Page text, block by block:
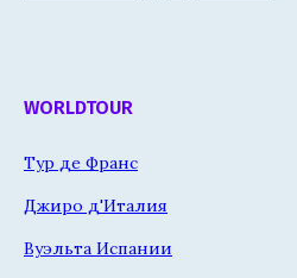
WORLDTOUR
Тур де Франс
Джиро д'Италия
Вуэльта Испании